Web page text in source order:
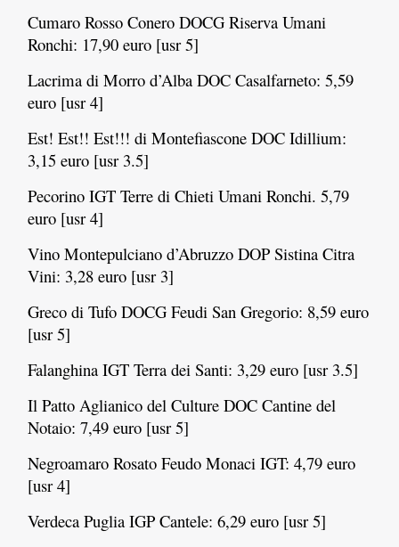
Cumaro Rosso Conero DOCG Riserva Umani
Ronchi: 17,90 euro [usr 5]
Lacrima di Morro d’Alba DOC Casalfarneto: 5,59
euro [usr 4]
Est! Est!! Est!!! di Montefiascone DOC Idillium:
3,15 euro [usr 3.5]
Pecorino IGT Terre di Chieti Umani Ronchi. 5,79
euro [usr 4]
Vino Montepulciano d’Abruzzo DOP Sistina Citra
Vini: 3,28 euro [usr 3]
Greco di Tufo DOCG Feudi San Gregorio: 8,59 euro
[usr 5]
Falanghina IGT Terra dei Santi: 3,29 euro [usr 3.5]
Il Patto Aglianico del Culture DOC Cantine del
Notaio: 7,49 euro [usr 5]
Negroamaro Rosato Feudo Monaci IGT: 4,79 euro
[usr 4]
Verdeca Puglia IGP Cantele: 6,29 euro [usr 5]